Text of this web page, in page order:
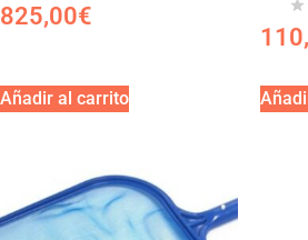
825,00€
Añadir al carrito